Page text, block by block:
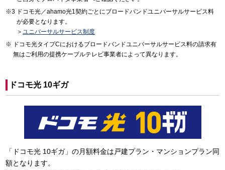
ドコモ光／ahamo光1契約ごとにブロードバンドユニバーサルサービス料
が必要となります。
＞ ユニバーサルサービス制度
ドコモ光タイプCにおけるブロードバンドユニバーサルサービス料の請求有
無はご利用の提携ケーブルテレビ事業者によって異なります。
ドコモ光 10ギガ
「ドコモ光 10ギガ」の月額料金は戸建プラン・マンションプラン同
額となります。